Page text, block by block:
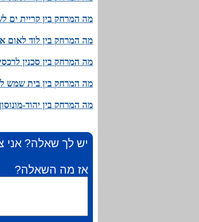
מה המרחק בין קריית ים
מה המרחק בין לוד לאום
מה המרחק בין סכנין
מה המרחק בין בית שמש
מה המרחק בין יהוד-
יש לך שאלה? אני
אז מה השאלה?